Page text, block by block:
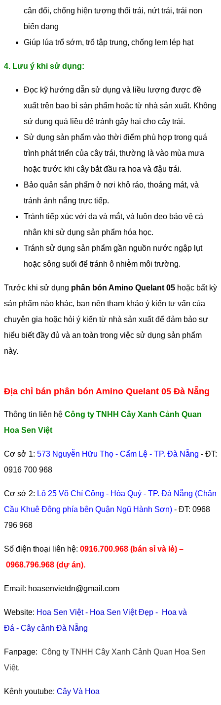
cân đối, chống hiện tượng thối trái, nứt trái, trái non
biến dạng
Giúp lúa trổ sớm, trổ tập trung, chống lem lép hạt
4. Lưu ý khi sử dụng:
Đọc kỹ hướng dẫn sử dụng và liều lượng được đề
xuất trên bao bì sản phẩm hoặc từ nhà sản xuất. Không
sử dụng quá liều để tránh gây hại cho cây trái.
Sử dụng sản phẩm vào thời điểm phù hợp trong quá
trình phát triển của cây trái, thường là vào mùa mưa
hoặc trước khi cây bắt đầu ra hoa và đậu trái.
Bảo quản sản phẩm ở nơi khô ráo, thoáng mát, và
tránh ánh nắng trực tiếp.
Tránh tiếp xúc với da và mắt, và luôn đeo bảo vệ cá
nhân khi sử dụng sản phẩm hóa học.
Tránh sử dụng sản phẩm gần nguồn nước ngập lụt
hoặc sông suối để tránh ô nhiễm môi trường.
Trước khi sử dụng phân bón Amino Quelant 05 hoặc bất kỳ
sản phẩm nào khác, bạn nên tham khảo ý kiến ​​tư vấn của
chuyên gia hoặc hỏi ý kiến ​​từ nhà sản xuất để đảm bảo sự
hiểu biết đầy đủ và an toàn trong việc sử dụng sản phẩm
này.
Địa chỉ bán phân bón Amino Quelant 05 Đà Nẵng
Thông tin liên hệ Công ty TNHH Cây Xanh Cảnh Quan
Hoa Sen Việt
Cơ sở 1: 573 Nguyễn Hữu Thọ - Cẩm Lệ - TP. Đà Nẵng - ĐT:
0916 700 968
Cơ sở 2: Lô 25 Võ Chí Công - Hòa Quý - TP. Đà Nẵng (Chân
Cầu Khuê Đông phía bên Quận Ngũ Hành Sơn) - ĐT: 0968
796 968
​Số điện thoại liên hệ: 0916.700.968 (bán sỉ và lẻ) –
0968.796.968 (dự án).
Email: hoasenvietdn@gmail.com
Website: Hoa Sen Việt- Hoa Sen Việt Đẹp - Hoa và
Đá - Cây cảnh Đà Nẵng
Fanpage: Công ty TNHH Cây Xanh Cảnh Quan Hoa Sen
Việt.
Kênh youtube: Cây Và Hoa